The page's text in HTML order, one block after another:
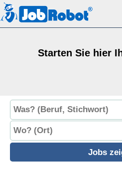
Starten Sie hier